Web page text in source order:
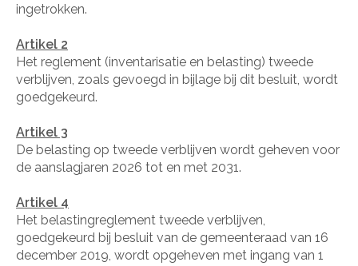
ingetrokken.
Artikel 2
Het reglement (inventarisatie en belasting) tweede
verblijven, zoals gevoegd in bijlage bij dit besluit, wordt
goedgekeurd.
Artikel 3
De belasting op tweede verblijven wordt geheven voor
de aanslagjaren 2026 tot en met 2031.
Artikel 4
Het belastingreglement tweede verblijven,
goedgekeurd bij besluit van de gemeenteraad van 16
december 2019, wordt opgeheven met ingang van 1